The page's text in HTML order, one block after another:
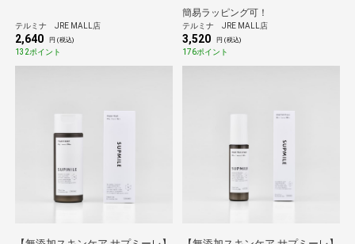
テルミナ JRE MALL店
2,640 円 (税込)
132ポイント
簡易ラッピング可！
テルミナ JRE MALL店
3,520 円 (税込)
176ポイント